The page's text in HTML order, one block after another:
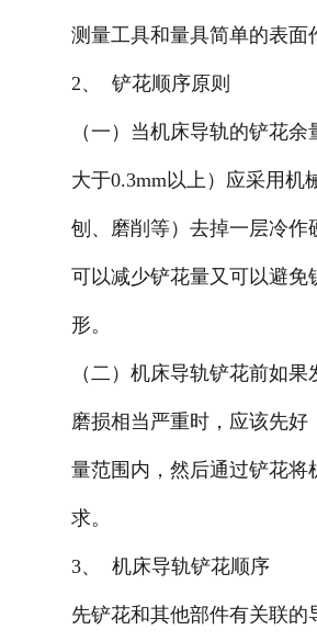
测量工具和量具简单的表面
2、 铲花顺序原则
（一） 当机床导轨的铲花余
大于0.3mm以上）应采用机
刨、磨削等）去掉一层冷作
可以减少铲花量又可以避免
形。
（二） 机床导轨铲花前如果
磨损相当严重时，应该先好
量范围内，然后通过铲花将
求。
3、 机床导轨铲花顺序
先铲花和其他部件有关联的